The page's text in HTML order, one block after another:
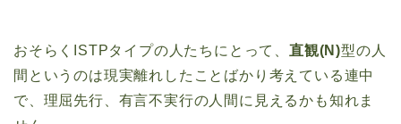
おそらくISTPタイプの人たちにとって、 直観(N)型の人
間というのは現実離れしたことばかり考えている連中
で、理屈先行、有言不実行の人間に見えるかも知れま